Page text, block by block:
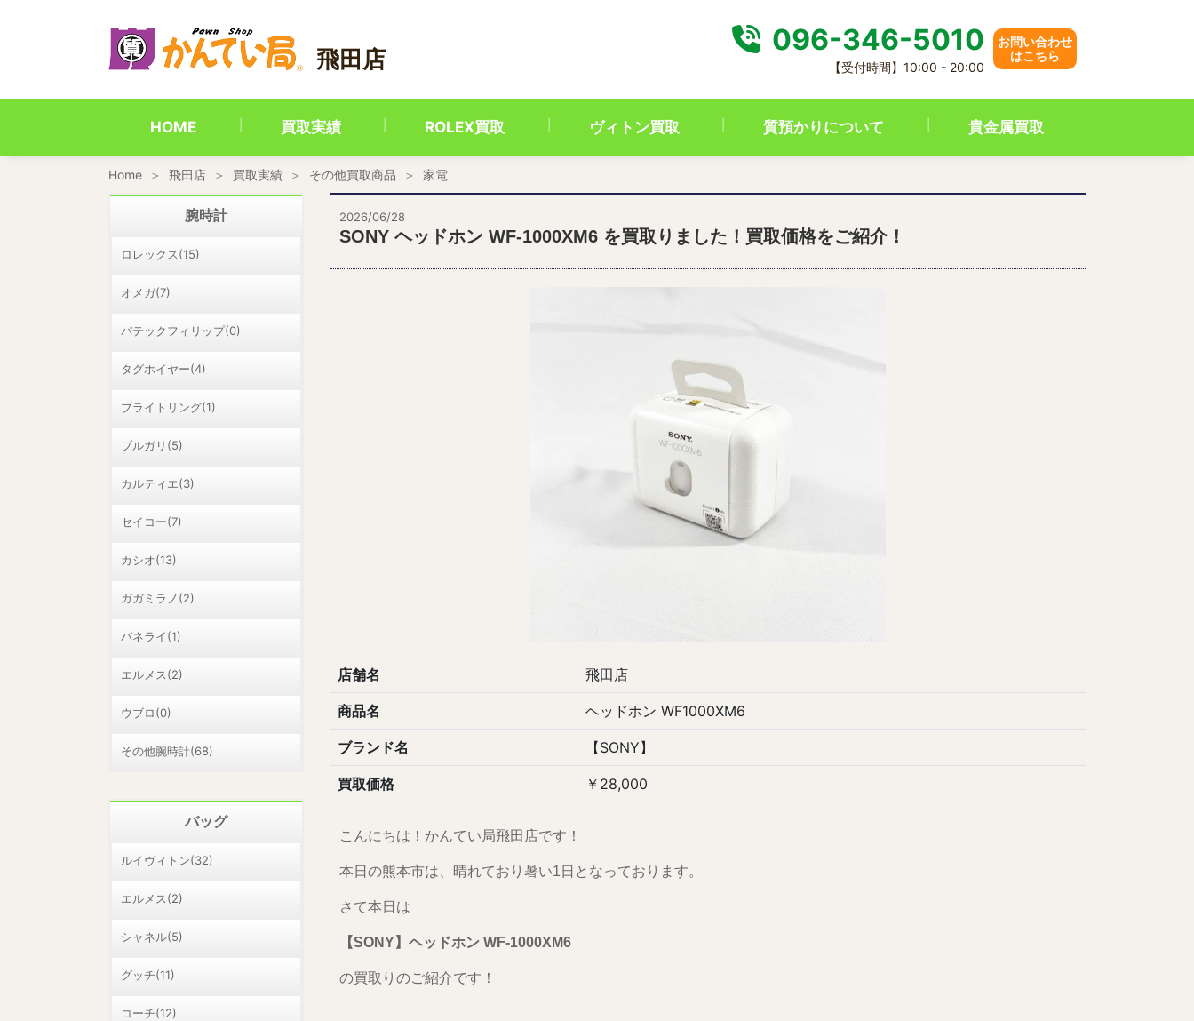
飛田店
096-346-5010
【受付時間】10:00 - 20:00
お問い合わせ
はこちら
HOME 買取実績 ROLEX買取 ヴィトン買取 質預かりについて 貴金属買取
Home 飛田店 買取実績 その他買取商品 家電
2026/06/28
SONY ヘッドホン WF-1000XM6 を買取りました！買取価格をご紹介！
店舗名 飛田店
商品名 ヘッドホン WF1000XM6
ブランド名 【SONY】
買取価格 ￥28,000
こんにちは！かんてい局飛田店です！
本日の熊本市は、晴れており暑い1日となっております。
さて本日は
【SONY】ヘッドホン WF-1000XM6
の買取りのご紹介です！
腕時計
ロレックス(15)
オメガ(7)
パテックフィリップ(0)
タグホイヤー(4)
ブライトリング(1)
ブルガリ(5)
カルティエ(3)
セイコー(7)
カシオ(13)
ガガミラノ(2)
パネライ(1)
エルメス(2)
ウブロ(0)
その他腕時計(68)
バッグ
ルイヴィトン(32)
エルメス(2)
シャネル(5)
グッチ(11)
コーチ(12)